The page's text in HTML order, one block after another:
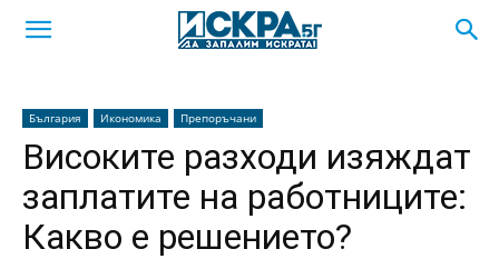
България Икономика Препоръчани
Високите разходи изяждат
заплатите на работниците:
Какво е решението?